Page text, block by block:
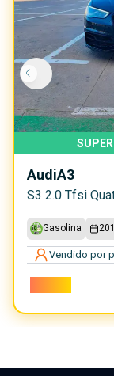
AudiA3
S3 2.0 Tfsi
Gasolina
Vendido por